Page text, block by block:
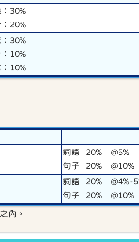
30%
20%
30%
10%
10%
詞語 20% @5%
句子 20% @10%
詞語 20% @4%-
句子 20% @10%
內。